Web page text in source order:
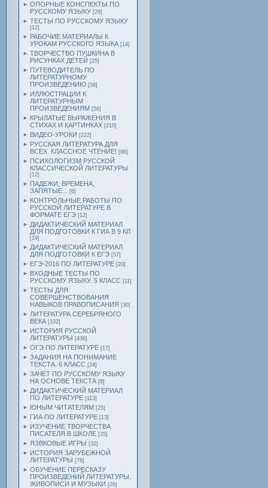
ОПОРНЫЕ КОНСПЕКТЫ ПО
РУССКОМУ ЯЗЫКУ [29]
ТЕСТЫ ПО РУССКОМУ ЯЗЫКУ
[12]
РАБОЧИЕ МАТЕРИАЛЫ К
УРОКАМ РУССКОГО ЯЗЫКА [14]
ТВОРЧЕСТВО ПУШКИНА В
РИСУНКАХ ДЕТЕЙ [25]
ПУТЕВОДИТЕЛЬ ПО
ЛИТЕРАТУРНОМУ
ПРОИЗВЕДЕНИЮ [58]
ИЛЛЮСТРАЦИИ К
ЛИТЕРАТУРНЫМ
ПРОИЗВЕДЕНИЯМ [56]
КРЫЛАТЫЕ ВЫРАЖЕНИЯ В
СТИХАХ И КАРТИНКАХ [210]
ВИДЕО-УРОКИ [222]
РУССКАЯ ЛИТЕРАТУРА ДЛЯ
ВСЕХ. КЛАССНОЕ ЧТЕНИЕ! [86]
ПСИХОЛОГИЗМ РУССКОЙ
КЛАССИЧЕСКОЙ ЛИТЕРАТУРЫ
[12]
ПАДЕЖИ, ВРЕМЕНА,
ЗАПЯТЫЕ...
[6]
КОНТРОЛЬНЫЕ РАБОТЫ ПО
РУССКОЙ ЛИТЕРАТУРЕ В
ФОРМАТЕ ЕГЭ [12]
ДИДАКТИЧЕСКИЙ МАТЕРИАЛ
ДЛЯ ПОДГОТОВКИ К ГИА В 9 КЛ
[19]
ДИДАКТИЧЕСКИЙ МАТЕРИАЛ
ДЛЯ ПОДГОТОВКИ К ЕГЭ [57]
ЕГЭ-2016 ПО ЛИТЕРАТУРЕ [20]
ВХОДНЫЕ ТЕСТЫ ПО
РУССКОМУ ЯЗЫКУ. 5 КЛАСС [11]
ТЕСТЫ ДЛЯ
СОВЕРШЕНСТВОВАНИЯ
НАВЫКОВ ПРАВОПИСАНИЯ [30]
ЛИТЕРАТУРА СЕРЕБРЯНОГО
ВЕКА [102]
ИСТОРИЯ РУССКОЙ
ЛИТЕРАТУРЫ [436]
ОГЭ ПО ЛИТЕРАТУРЕ [17]
ЗАДАНИЯ НА ПОНИМАНИЕ
ТЕКСТА. 6 КЛАСС [24]
ЗАЧЕТ ПО РУССКОМУ ЯЗЫКУ
НА ОСНОВЕ ТЕКСТА [8]
ДИДАКТИЧЕСКИЙ МАТЕРИАЛ
ПО ЛИТЕРАТУРЕ [113]
ЮНЫМ ЧИТАТЕЛЯМ [25]
ГИА ПО ЛИТЕРАТУРЕ [13]
ИЗУЧЕНИЕ ТВОРЧЕСТВА
ПИСАТЕЛЯ В ШКОЛЕ [35]
ЯЗВКОВЫЕ ИГРЫ [32]
ИСТОРИЯ ЗАРУБЕЖНОЙ
ЛИТЕРАТУРЫ [78]
ОБУЧЕНИЕ ПЕРЕСКАЗУ
ПРОИЗВЕДЕНИЙ ЛИТЕРАТУРЫ,
ЖИВОПИСИ И МУЗЫКИ [26]